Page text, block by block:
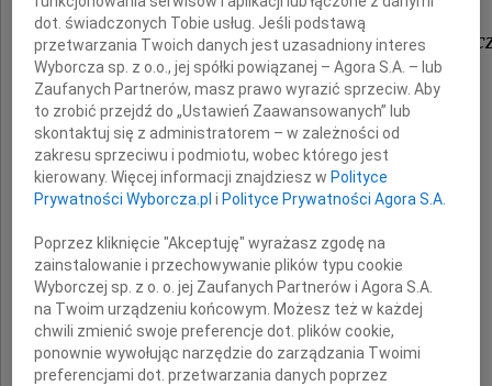
Joanny Kuleszy-
oraz
Marty i Magdaleny
z powodu śmierci
Męża i Taty
dot. świadczonych Tobie usług. Jeśli podstawą
przetwarzania Twoich danych jest uzasadniony interes
Wyborcza sp. z o.o., jej spółki powiązanej – Agora S.A. – lub
Zaufanych Partnerów, masz prawo wyrazić sprzeciw. Aby
to zrobić przejdź do „Ustawień Zaawansowanych” lub
skontaktuj się z administratorem – w zależności od
zakresu sprzeciwu i podmiotu, wobec którego jest
kierowany. Więcej informacji znajdziesz w Polityce
Prywatności Wyborcza.pl i Polityce Prywatności Agora S.A.
Poprzez kliknięcie "Akceptuję" wyrażasz zgodę na
zainstalowanie i przechowywanie plików typu cookie
Wyborczej sp. z o. o. jej Zaufanych Partnerów i Agora S.A.
na Twoim urządzeniu końcowym. Możesz też w każdej
chwili zmienić swoje preferencje dot. plików cookie,
ponownie wywołując narzędzie do zarządzania Twoimi
preferencjami dot. przetwarzania danych poprzez